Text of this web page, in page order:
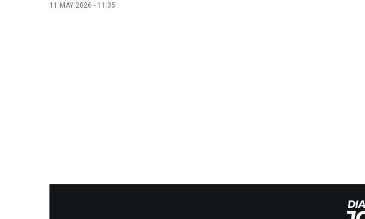
11 MAY 2026 - 11:35